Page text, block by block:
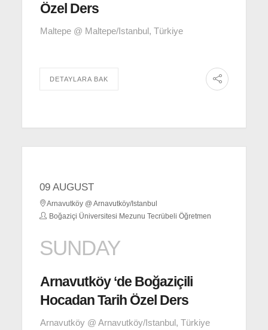
Özel Ders
Maltepe @ Maltepe/Istanbul, Türkiye
DETAYLARA BAK
09 AUGUST
Arnavutköy @ Arnavutköy/Istanbul
Boğaziçi Üniversitesi Mezunu Tecrübeli Öğretmen
SUNDAY
Arnavutköy ‘de Boğaziçili
Hocadan Tarih Özel Ders
Arnavutköy @ Arnavutköy/Istanbul, Türkiye